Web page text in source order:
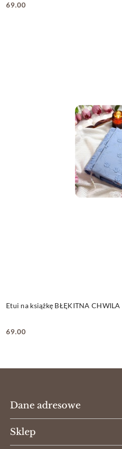
Cena:
69.00
Etui na książkę BŁĘKITNA CHWILA
Cena:
69.00
Dane adresowe
Sklep